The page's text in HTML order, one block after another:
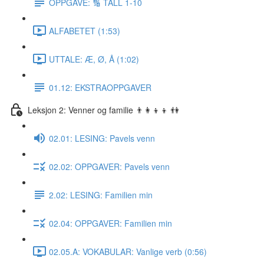
ALFABETET (1:53)
UTTALE: Æ, Ø, Å (1:02)
01.12: EKSTRAOPPGAVER
Leksjon 2: Venner og familie 👨‍👩‍👦‍👦 👫
02.01: LESING: Pavels venn
02.02: OPPGAVER: Pavels venn
2.02: LESING: Familien min
02.04: OPPGAVER: Familien min
02.05.A: VOKABULAR: Vanlige verb (0:56)